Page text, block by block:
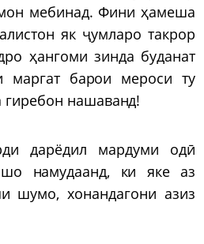
мебинад. Фини ҳамеша
як ҷумларо такрор
ҳангоми зинда буданат
маргат барои мероси ту
гиребон нашаванд!
дарёдил мардуми одӣ
намудаанд, ки яке аз
шумо, хонандагони азиз